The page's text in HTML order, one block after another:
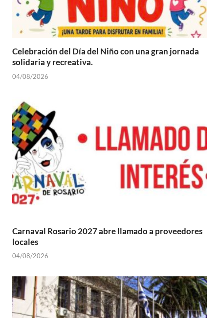
Celebración del Día del Niño con una gran jornada
solidaria y recreativa.
04/08/2026
Carnaval Rosario 2027 abre llamado a proveedores
locales
04/08/2026